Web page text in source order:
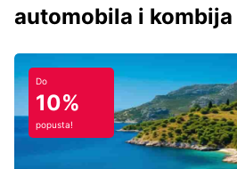
automobila i kombija
Do
10%
popusta!